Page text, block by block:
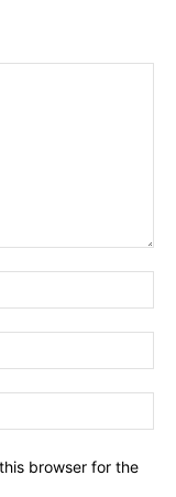
browser for the